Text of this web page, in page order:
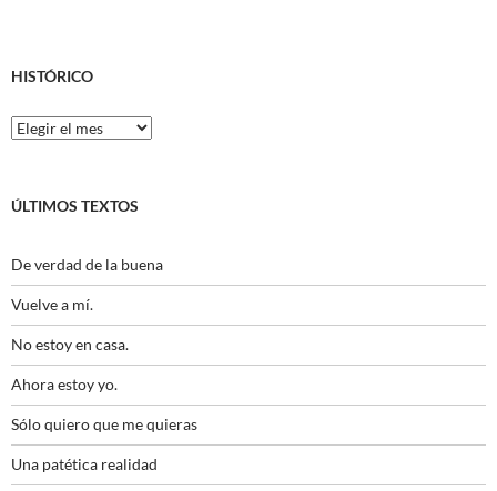
HISTÓRICO
Histórico
ÚLTIMOS TEXTOS
De verdad de la buena
Vuelve a mí.
No estoy en casa.
Ahora estoy yo.
Sólo quiero que me quieras
Una patética realidad